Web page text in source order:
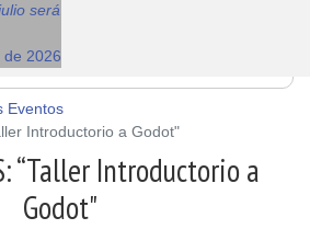
será
de 2026
Eventos
Introductorio a Godot"
“Taller Introductorio a
Godot"